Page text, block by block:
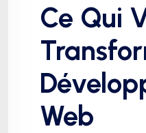
Ce Qui
Web